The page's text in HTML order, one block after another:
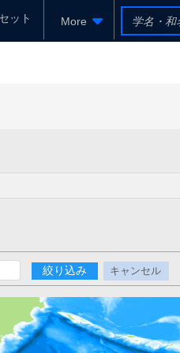
ット More
絞り込み キャンセル